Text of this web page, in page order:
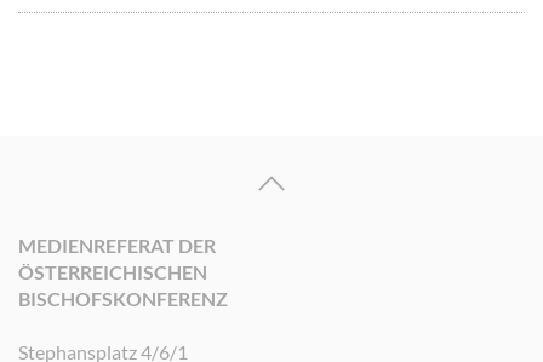
MEDIENREFERAT DER
ÖSTERREICHISCHEN
BISCHOFSKONFERENZ
Stephansplatz 4/6/1